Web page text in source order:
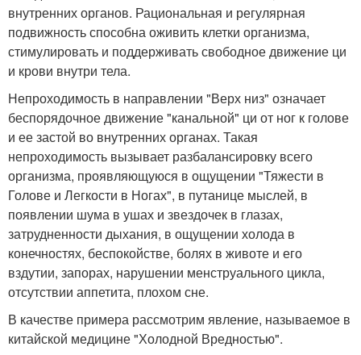
внутренних органов. Рациональная и регулярная
подвижность способна оживить клетки организма,
стимулировать и поддерживать свободное движение ци
и крови внутри тела.
Непроходимость в направлении "Верх низ" означает
беспорядочное движение "канальной" ци от ног к голове
и ее застой во внутренних органах. Такая
непроходимость вызывает разбалансировку всего
организма, проявляющуюся в ощущении "Тяжести в
Голове и Легкости в Ногах", в путанице мыслей, в
появлении шума в ушах и звездочек в глазах,
затрудненности дыхания, в ощущении холода в
конечностях, беспокойстве, болях в животе и его
вздутии, запорах, нарушении менструального цикла,
отсутствии аппетита, плохом сне.
В качестве примера рассмотрим явление, называемое в
китайской медицине "Холодной Вредностью".